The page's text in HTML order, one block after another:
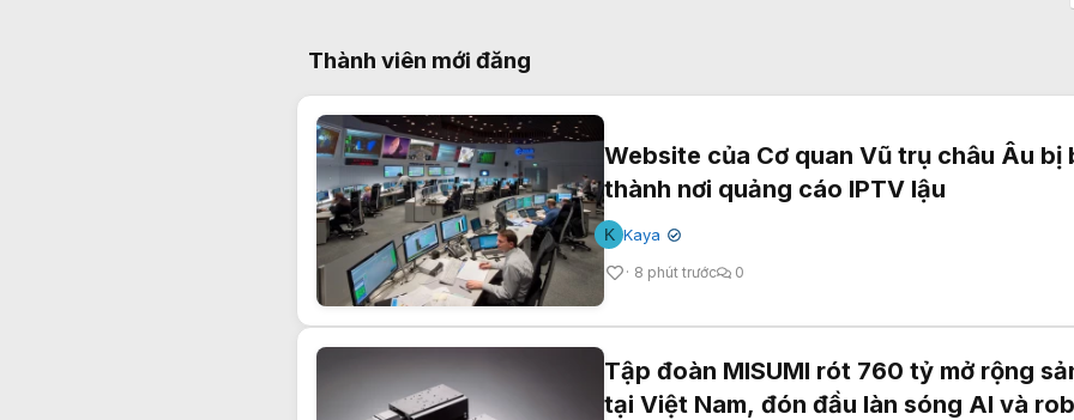
Thành viên mới đăng
Website của Cơ quan Vũ trụ châu Âu bị
thành nơi quảng cáo IPTV lậu
K Kaya ✔
8 phút trước 0
Tập đoàn MISUMI rót 760 tỷ mở rộng
tại Việt Nam, đón đầu làn sóng AI và